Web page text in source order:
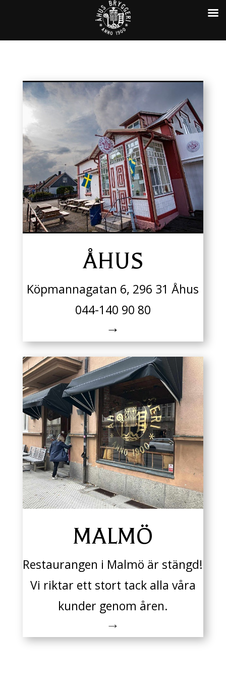
ÅHUS
Köpmannagatan 6, 296 31 Åhus
044-140 90 80
→
MALMÖ
Restaurangen i Malmö är stängd!
Vi riktar ett stort tack alla våra
kunder genom åren.
→